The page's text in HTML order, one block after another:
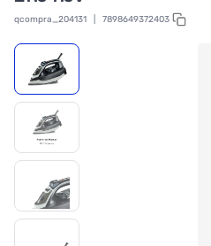
qcompra_204131 7898649372403